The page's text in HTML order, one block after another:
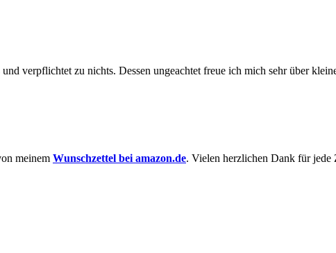
ver­pflich­tet zu nichts. Dessen un­ge­achtet freue ich mich sehr über
meinem Wunschzettel bei amazon.de. Vielen herzlichen Dank für